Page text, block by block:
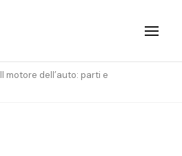
Il motore dell’auto: parti e